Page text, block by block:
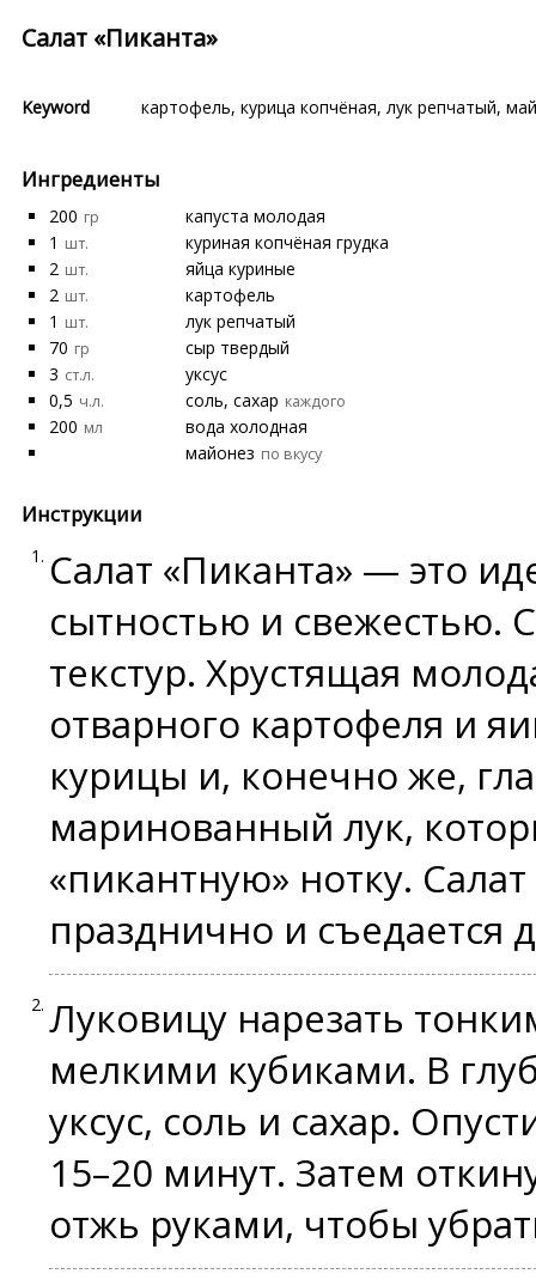
Салат «Пиканта»
Keyword картофель, курица копчёная, лук репчатый,
Ингредиенты
200 гр
капуста молодая
1 шт.
куриная копчёная грудка
2 шт.
яйца куриные
2 шт.
картофель
1 шт.
лук репчатый
70 гр
сыр твердый
3 ст.л.
уксус
0,5 ч.л. соль, сахар каждого
200 мл
вода холодная
майонез по вкусу
Инструкции
Салат «Пиканта» — это
сытностью и свежестью.
текстур. Хрустящая
отварного картофеля и
курицы и, конечно же,
маринованный лук,
«пикантную» нотку.
празднично и съедается
Луковицу нарезать
мелкими кубиками. В
уксус, соль и сахар.
15–20 минут. Затем
отжь руками, чтобы